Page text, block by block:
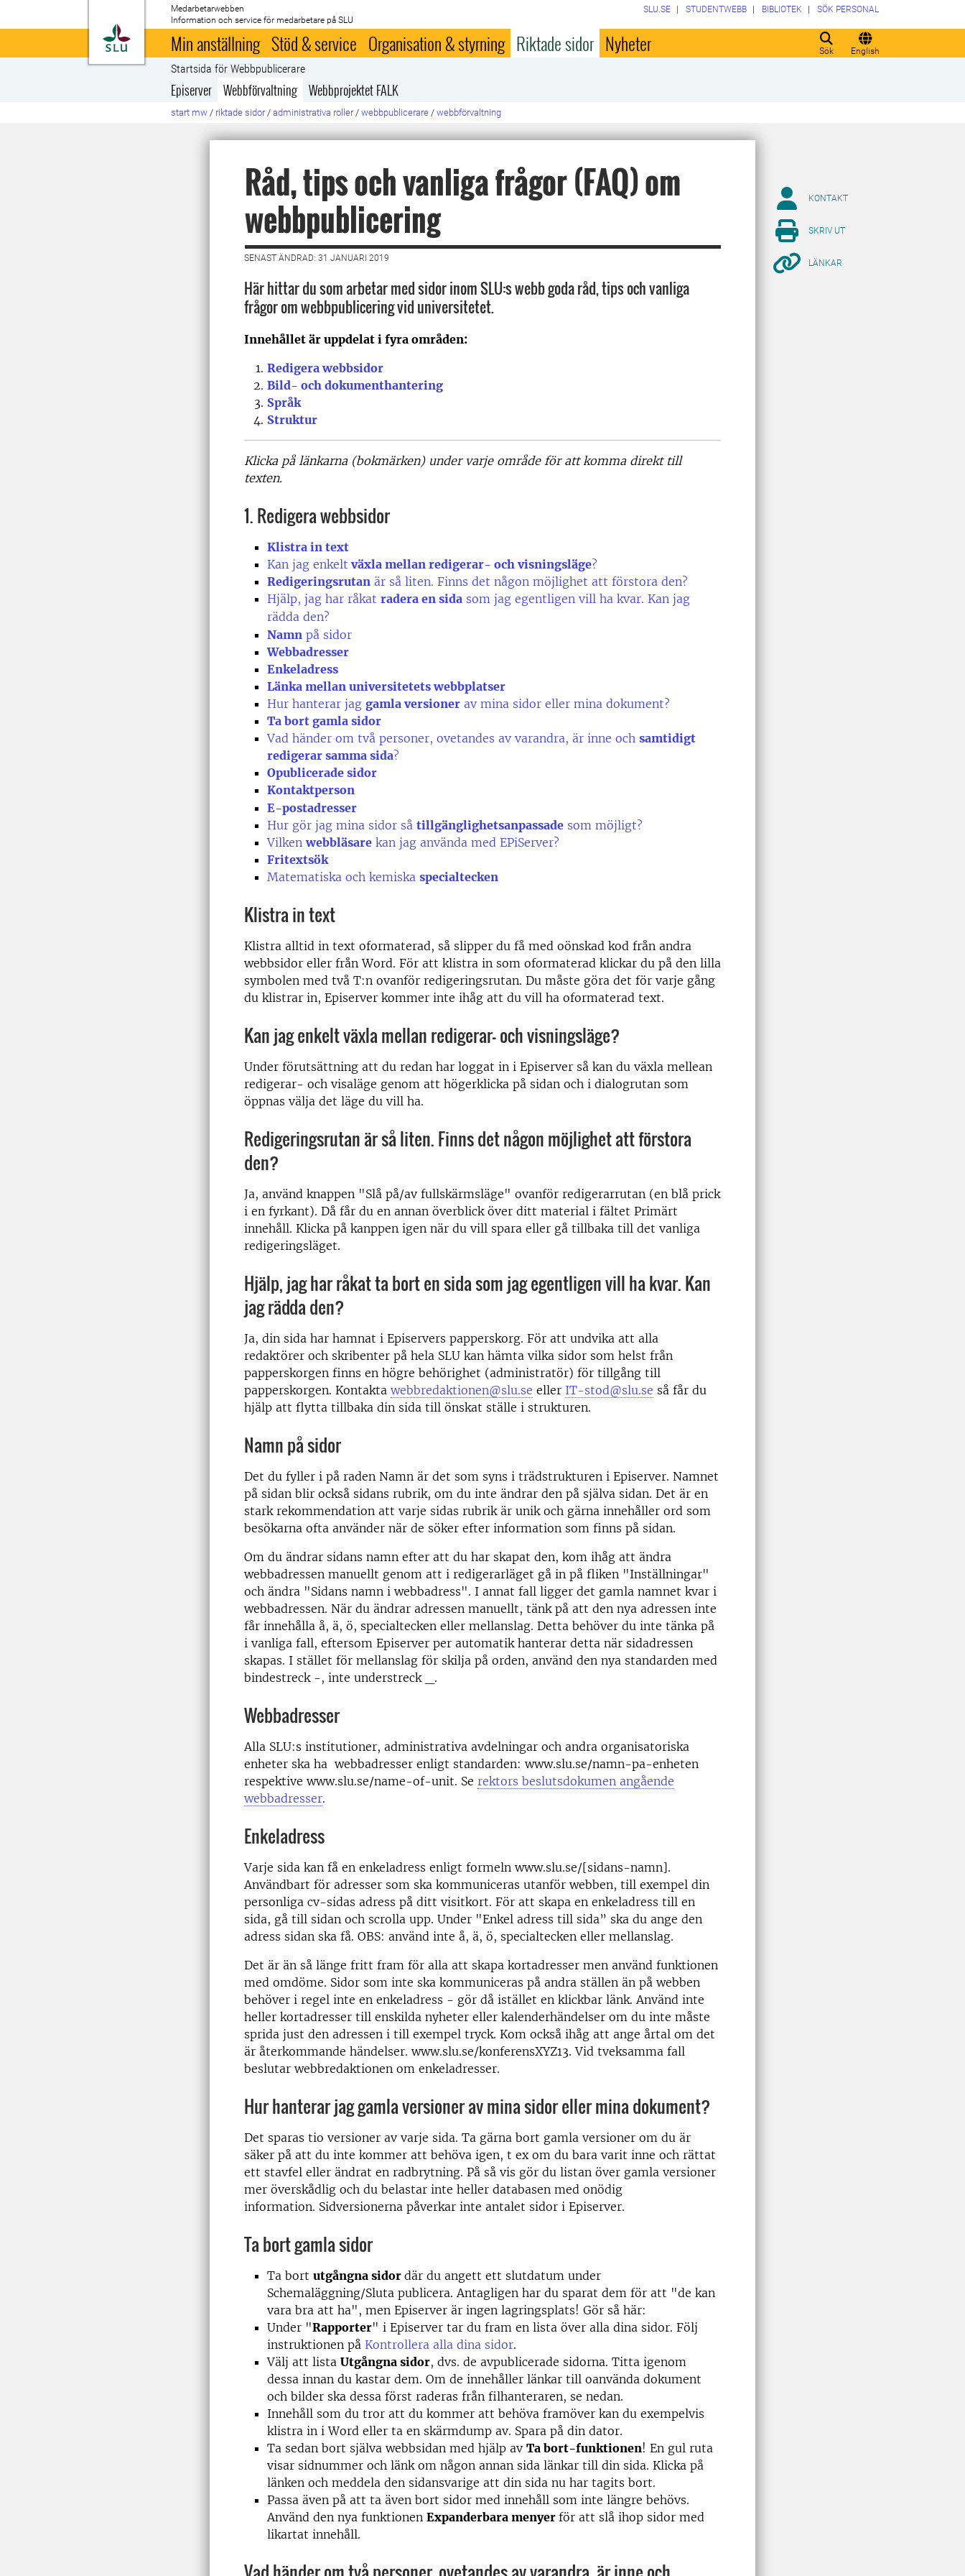
Till startsida
Medarbetarwebben
Information och service för medarbetare på SLU
Sök English
SLU.SE STUDENTWEBB BIBLIOTEK SÖK PERSONAL
Min anställning Stöd & service Organisation & styrning Riktade sidor Nyheter
Startsida för Webbpublicerare
Episerver Webbförvaltning Webbprojektet FALK
start mw / riktade sidor / administrativa roller / webbpublicerare / webbförvaltning
Råd, tips och vanliga frågor (FAQ) om
webbpublicering
SENAST ÄNDRAD: 31 JANUARI 2019
Här hittar du som arbetar med sidor inom SLU:s webb goda råd, tips och vanliga
frågor om webbpublicering vid universitetet.
Innehållet är uppdelat i fyra områden:
Redigera webbsidor
Bild- och dokumenthantering
Språk
Struktur
Klicka på länkarna (bokmärken) under varje område för att komma direkt till
texten.
1. Redigera webbsidor
Klistra in text
Kan jag enkelt växla mellan redigerar- och visningsläge?
Redigeringsrutan är så liten. Finns det någon möjlighet att förstora den?
Hjälp, jag har råkat radera en sida som jag egentligen vill ha kvar. Kan jag
rädda den?
Namn på sidor
Webbadresser
Enkeladress
Länka mellan universitetets webbplatser
Hur hanterar jag gamla versioner av mina sidor eller mina dokument?
Ta bort gamla sidor
Vad händer om två personer, ovetandes av varandra, är inne och samtidigt
redigerar samma sida?
Opublicerade sidor
Kontaktperson
E-postadresser
Hur gör jag mina sidor så tillgänglighetsanpassade som möjligt?
Vilkenwebbläsare kan jag använda med EPiServer?
Fritextsök
Matematiska och kemiska specialtecken
Klistra in text
Klistra alltid in text oformaterad, så slipper du få med oönskad kod från andra
webbsidor eller från Word. För att klistra in som oformaterad klickar du på den lilla
symbolen med två T:n ovanför redigeringsrutan. Du måste göra det för varje gång
du klistrar in, Episerver kommer inte ihåg att du vill ha oformaterad text.
Kan jag enkelt växla mellan redigerar- och visningsläge?
Under förutsättning att du redan har loggat in i Episerver så kan du växla mellean
redigerar- och visaläge genom att högerklicka på sidan och i dialogrutan som
öppnas välja det läge du vill ha.
Redigeringsrutan är så liten. Finns det någon möjlighet att förstora
den?
Ja, använd knappen "Slå på/av fullskärmsläge" ovanför redigerarrutan (en blå prick
i en fyrkant). Då får du en annan överblick över ditt material i fältet Primärt
innehåll. Klicka på kanppen igen när du vill spara eller gå tillbaka till det vanliga
redigeringsläget.
Hjälp, jag har råkat ta bort en sida som jag egentligen vill ha kvar. Kan
jag rädda den?
Ja, din sida har hamnat i Episervers papperskorg. För att undvika att alla
redaktörer och skribenter på hela SLU kan hämta vilka sidor som helst från
papperskorgen finns en högre behörighet (administratör) för tillgång till
papperskorgen. Kontakta webbredaktionen@slu.se eller IT-stod@slu.se så får du
hjälp att flytta tillbaka din sida till önskat ställe i strukturen.
Namn på sidor
Det du fyller i på raden Namn är det som syns i trädstrukturen i Episerver. Namnet
på sidan blir också sidans rubrik, om du inte ändrar den på själva sidan. Det är en
stark rekommendation att varje sidas rubrik är unik och gärna innehåller ord som
besökarna ofta använder när de söker efter information som finns på sidan.
Om du ändrar sidans namn efter att du har skapat den, kom ihåg att ändra
webbadressen manuellt genom att i redigerarläget gå in på fliken "Inställningar"
och ändra "Sidans namn i webbadress". I annat fall ligger det gamla namnet kvar i
webbadressen. När du ändrar adressen manuellt, tänk på att den nya adressen inte
får innehålla å, ä, ö, specialtecken eller mellanslag. Detta behöver du inte tänka på
i vanliga fall, eftersom Episerver per automatik hanterar detta när sidadressen
skapas. I stället för mellanslag för skilja på orden, använd den nya standarden med
bindestreck -, inte understreck _.
Webbadresser
Alla SLU:s institutioner, administrativa avdelningar och andra organisatoriska
enheter ska ha webbadresser enligt standarden: www.slu.se/namn-pa-enheten
respektive www.slu.se/name-of-unit. Se rektors beslutsdokumen angående
webbadresser.
Enkeladress
Varje sida kan få en enkeladress enligt formeln www.slu.se/[sidans-namn].
Användbart för adresser som ska kommuniceras utanför webben, till exempel din
personliga cv-sidas adress på ditt visitkort. För att skapa en enkeladress till en
sida, gå till sidan och scrolla upp. Under "Enkel adress till sida” ska du ange den
adress sidan ska få. OBS: använd inte å, ä, ö, specialtecken eller mellanslag.
Det är än så länge fritt fram för alla att skapa kortadresser men använd funktionen
med omdöme. Sidor som inte ska kommuniceras på andra ställen än på webben
behöver i regel inte en enkeladress - gör då istället en klickbar länk. Använd inte
heller kortadresser till enskilda nyheter eller kalenderhändelser om du inte måste
sprida just den adressen i till exempel tryck. Kom också ihåg att ange årtal om det
är återkommande händelser. www.slu.se/konferensXYZ13. Vid tveksamma fall
beslutar webbredaktionen om enkeladresser.
Hur hanterar jag gamla versioner av mina sidor eller mina dokument?
Det sparas tio versioner av varje sida. Ta gärna bort gamla versioner om du är
säker på att du inte kommer att behöva igen, t ex om du bara varit inne och rättat
ett stavfel eller ändrat en radbrytning. På så vis gör du listan över gamla versioner
mer överskådlig och du belastar inte heller databasen med onödig
information. Sidversionerna påverkar inte antalet sidor i Episerver.
Ta bort gamla sidor
Ta bort utgångna sidor där du angett ett slutdatum under
Schemaläggning/Sluta publicera. Antagligen har du sparat dem för att "de kan
vara bra att ha", men Episerver är ingen lagringsplats! Gör så här:
Under "Rapporter" i Episerver tar du fram en lista över alla dina sidor. Följ
instruktionen på Kontrollera alla dina sidor.
Välj att lista Utgångna sidor, dvs. de avpublicerade sidorna. Titta igenom
dessa innan du kastar dem. Om de innehåller länkar till oanvända dokument
och bilder ska dessa först raderas från filhanteraren, se nedan.
Innehåll som du tror att du kommer att behöva framöver kan du exempelvis
klistra in i Word eller ta en skärmdump av. Spara på din dator.
Ta sedan bort själva webbsidan med hjälp av Ta bort-funktionen! En gul ruta
visar sidnummer och länk om någon annan sida länkar till din sida. Klicka på
länken och meddela den sidansvarige att din sida nu har tagits bort.
Passa även på att ta även bort sidor med innehåll som inte längre behövs.
Använd den nya funktionen Expanderbara menyer för att slå ihop sidor med
likartat innehåll.
KONTAKT
SKRIV UT
LÄNKAR